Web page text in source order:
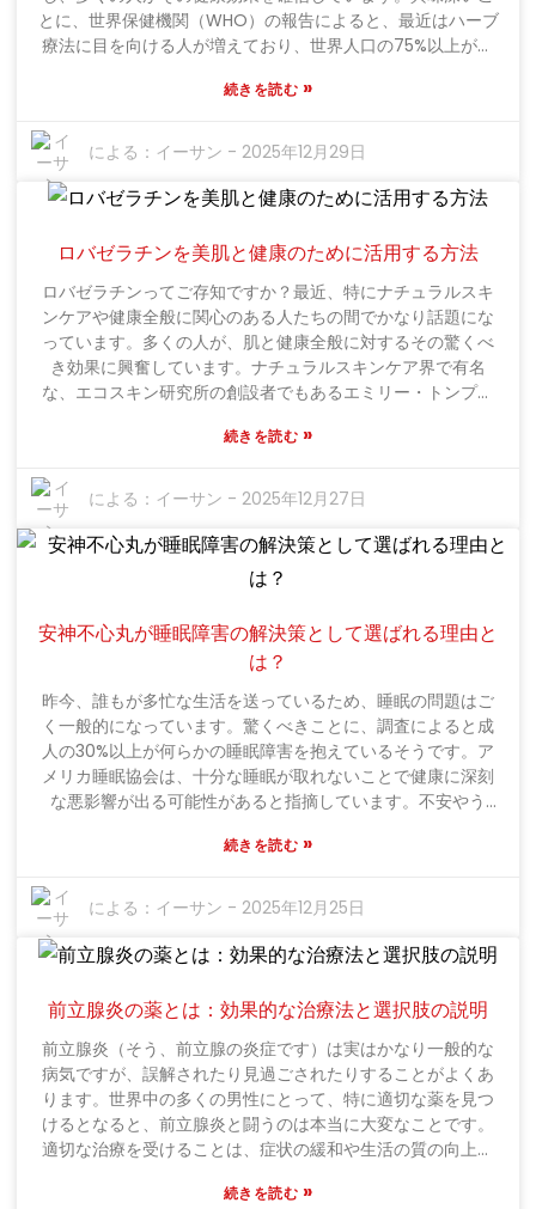
とに、世界保健機関（WHO）の報告によると、最近はハーブ
療法に目を向ける人が増えており、世界人口の75%以上が健
いるそうです。かなり印象的ですよね？伝統医学界で非常に
ポートするために一緒に作用すると思われる天然成分のミッ
クスを提供していると述べています。これは、この種の治療
法が主流の健康に関する会話でより受け入れられつつあるこ
し、免疫システムを強化するのに役立つ可能性があることが
示唆されています。とはいえ、試した人の多くが良い結果を
報告している一方で、注意を怠らないことが重要です。誰も
が同じように反応するわけではなく、科学的にもまだ完全に
は結論が出ていません。人それぞれ体質が異なるため、始め
る前に医療専門家に相談するのが賢明です。結局のところ、
健康に関しては、十分な情報を得て、自分に合った方法を選
続きを読む »
による： イーサン - 2025年12月29日
ロバゼラチンを美肌と健康のために活用する方法
ロバゼラチンってご存知ですか？最近、特にナチュラルスキ
ンケアや健康全般に関心のある人たちの間でかなり話題にな
っています。多くの人が、肌と健康全般に対するその驚くべ
き効果に興奮しています。ナチュラルスキンケア界で有名
な、エコスキン研究所の創設者でもあるエミリー・トンプソ
す。博士によると、ロバゼラチンに含まれる豊富なアミノ酸
そうです。この1つの成分が2つの役割を果たすなんて、とて
も素晴らしいと思いませんか？近年、健康に関心のある人た
ちが、ロバゼラチンを日常生活に取り入れ始めています。肌
の弾力性を高めるためでも、単に栄養補助食品としてでも、
選択肢は無限にあるようです。さらに、その効果を裏付ける
証拠も増えており、この古代から伝わる成分を探求すること
は、ますます魅力的になっています。ロバゼラチンの効果的
な使い方を習得することが、より健康な肌と健康全般への鍵
となるかもしれません。まるで昔ながらの伝統と現代の健康
トレンドを融合させたかのようです。ロバゼラチンの効果を
詳しく見ていくと、見た目だけではないことが明らかになり
ます。この製品は、健康にも大きなメリットをもたらしま
す。局所的に塗布する場合でも、食事の一部として楽しむ場
の人にとって、ロバゼラチンは大きな可能性を秘めていま
続きを読む »
による： イーサン - 2025年12月27日
安神不心丸が睡眠障害の解決策として選ばれる理由と
は？
昨今、誰もが多忙な生活を送っているため、睡眠の問題はご
く一般的になっています。驚くべきことに、調査によると成
人の30%以上が何らかの睡眠障害を抱えているそうです。ア
メリカ睡眠協会は、十分な睡眠が取れないことで健康に深刻
な悪影響が出る可能性があると指摘しています。不安やう
した混乱の中、「安神不心丸」は漢方薬として大きな注目を
効果があるとされています。伝統中国医学の権威である李偉
医師は、この治療法の有効性を強調しています。「安神不心
丸は、心を養い、心を落ち着かせることで、不眠症の根本原
スを取り戻し、心の平穏をもたらすために伝統的に使用され
てきた漢方薬成分でできており、今では、自然な睡眠ソリュ
ーションを求める医療従事者や一般の人々の間で注目が集ま
っています。ホリスティックで穏やかな選択肢を求める人が
増える中、「安神不心丸」は不眠に悩む人にとって確かな選
択肢として際立っています。効果的な睡眠補助剤の需要が高
まり続ける中、これは単なる一時的な流行ではなく、より良
す。
続きを読む »
による： イーサン - 2025年12月25日
前立腺炎の薬とは：効果的な治療法と選択肢の説明
前立腺炎（そう、前立腺の炎症です）は実はかなり一般的な
病気ですが、誤解されたり見過ごされたりすることがよくあ
ります。世界中の多くの男性にとって、特に適切な薬を見つ
けるとなると、前立腺炎と闘うのは本当に大変なことです。
適切な治療を受けることは、症状の緩和や生活の質の向上に
泌尿器科医であるジョン・スミス医師は、前立腺炎は症例に
続きを読む »